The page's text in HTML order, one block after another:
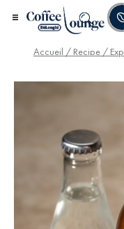
Accueil / Recipe /